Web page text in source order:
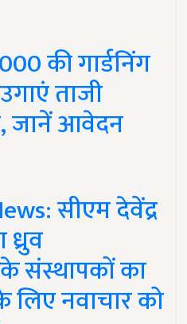
की गार्डनिंग
ताजी
जानें आवेदन
सीएम देवेंद्र
संस्थापकों का
लिए नवाचार को